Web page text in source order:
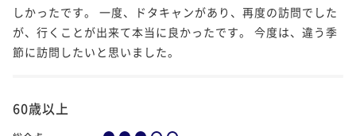
しかったです。 一度、ドタキャンがあり、再度の訪問でした
が、行くことが出来て本当に良かったです。 今度は、違う季
節に訪問したいと思いました。
60歳以上